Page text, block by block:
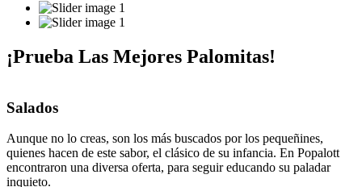
¡Prueba Las Mejores Palomitas!
Salados
Aunque no lo creas, son los más buscados por los pequeñines,
quienes hacen de este sabor, el clásico de su infancia. En Popalott
encontraron una diversa oferta, para seguir educando su paladar
inquieto.